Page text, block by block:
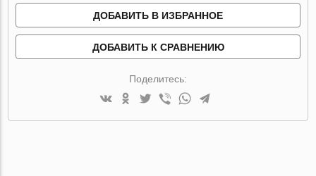
ДОБАВИТЬ В ИЗБРАННОЕ
ДОБАВИТЬ К СРАВНЕНИЮ
Поделитесь: